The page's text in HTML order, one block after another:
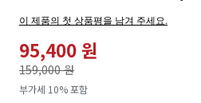
이 제품의 첫 상품평을 남겨 주세요.
95,400 원
159,000 원
로
부가세 10% 포함